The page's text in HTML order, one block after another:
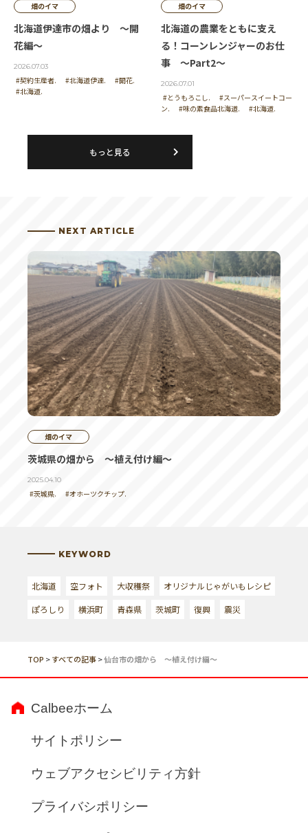
畑のイマ
北海道伊達市の畑より ～開
花編～
2026.07.03
#契約生産者. #北海道伊達.
#開花.
#北海道.
畑のイマ
北海道の農業をともに支え
る！コーンレンジャーのお仕
事 ～Part2～
2026.07.01
#とうもろこし.
#スーパースイートコー
ン.
#味の素食品北海道. #北海道.
もっと見る
NEXT ARTICLE
畑のイマ
茨城県の畑から ～植え付け編～
2025.04.10
#茨城県. #オホーツクチップ.
KEYWORD
北海道 空フォト 大収穫祭
オリジナルじゃがいもレシピ
ぽろしり
横浜町 青森県 茨城町 復興 震災
TOP >すべての記事>仙台市の畑から ～植え付け編～
Calbeeホーム
サイトポリシー
ウェブアクセシビリティ方針
プライバシポリシー